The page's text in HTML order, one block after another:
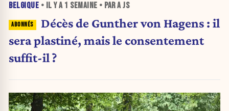
BELGIQUE • IL Y A 1 SEMAINE • PAR A JS
Décès de Gunther von Hagens : il
sera plastiné, mais le consentement
suffit-il ?